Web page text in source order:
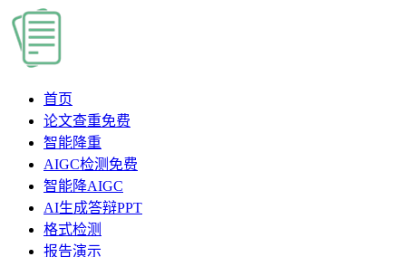
首页
论文查重免费
智能降重
AIGC检测 免费
智能降AIGC
AI生成答辩PPT
格式检测
报告演示